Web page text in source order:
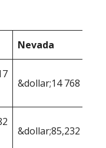
Nevada
&dollar;14 768
&dollar;85,232